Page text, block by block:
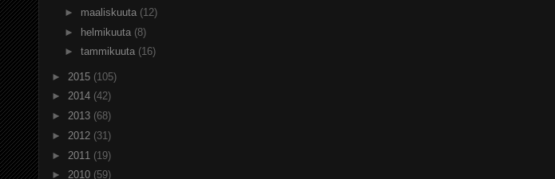
► maaliskuuta (12)
► helmikuuta (8)
► tammikuuta (16)
► 2015 (105)
► 2014 (42)
► 2013 (68)
► 2012 (31)
► 2011 (19)
► 2010 (59)